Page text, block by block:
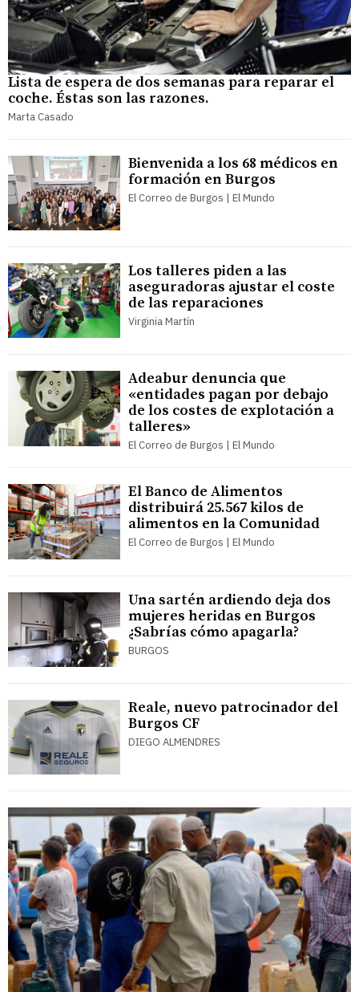
Lista de espera de dos semanas para reparar el
coche. Éstas son las razones.
Marta Casado
Bienvenida a los 68 médicos en
formación en Burgos
El Correo de Burgos | El Mundo
Los talleres piden a las
aseguradoras ajustar el coste
de las reparaciones
Virginia Martín
Adeabur denuncia que
«entidades pagan por debajo
de los costes de explotación a
talleres»
El Correo de Burgos | El Mundo
El Banco de Alimentos
distribuirá 25.567 kilos de
alimentos en la Comunidad
El Correo de Burgos | El Mundo
Una sartén ardiendo deja dos
mujeres heridas en Burgos
¿Sabrías cómo apagarla?
BURGOS
Reale, nuevo patrocinador del
Burgos CF
DIEGO ALMENDRES